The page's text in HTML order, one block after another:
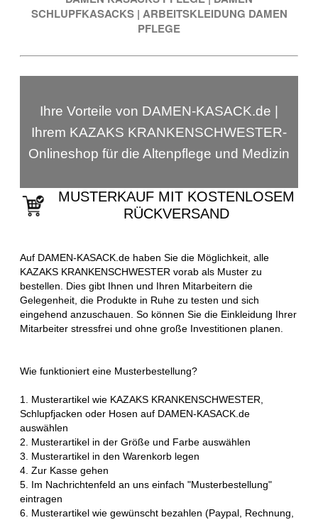
SCHLUPFKASACKS | ARBEITSKLEIDUNG DAMEN
PFLEGE
Ihre Vorteile von DAMEN-KASACK.de |
Ihrem KAZAKS KRANKENSCHWESTER-
Onlineshop für die Altenpflege und Medizin
MUSTERKAUF MIT KOSTENLOSEM
RÜCKVERSAND
Auf DAMEN-KASACK.de haben Sie die Möglichkeit, alle
KAZAKS KRANKENSCHWESTER vorab als Muster zu
bestellen. Dies gibt Ihnen und Ihren Mitarbeitern die
Gelegenheit, die Produkte in Ruhe zu testen und sich
eingehend anzuschauen. So können Sie die Einkleidung Ihrer
Mitarbeiter stressfrei und ohne große Investitionen planen.
Wie funktioniert eine Musterbestellung?
1. Musterartikel wie KAZAKS KRANKENSCHWESTER,
Schlupfjacken oder Hosen auf DAMEN-KASACK.de
auswählen
2. Musterartikel in der Größe und Farbe auswählen
3. Musterartikel in den Warenkorb legen
4. Zur Kasse gehen
5. Im Nachrichtenfeld an uns einfach "Musterbestellung"
eintragen
6. Musterartikel wie gewünscht bezahlen (Paypal, Rechnung,